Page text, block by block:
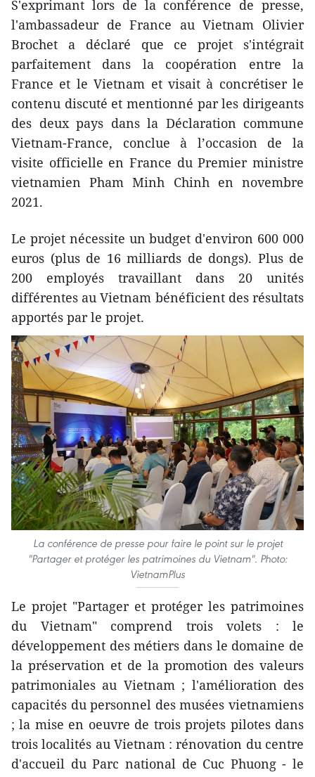
S'exprimant lors de la conférence de presse,
l'ambassadeur de France au Vietnam Olivier
Brochet a déclaré que ce projet s'intégrait
parfaitement dans la coopération entre la
France et le Vietnam et visait à concrétiser le
contenu discuté et mentionné par les dirigeants
des deux pays dans la Déclaration commune
Vietnam-France, conclue à l’occasion de la
visite officielle en France du Premier ministre
vietnamien Pham Minh Chinh en novembre
2021.
Le projet nécessite un budget d'environ 600 000
euros (plus de 16 milliards de dongs). Plus de
200 employés travaillant dans 20 unités
différentes au Vietnam bénéficient des résultats
apportés par le projet.
La conférence de presse pour faire le point sur le projet
"Partager et protéger les patrimoines du Vietnam". Photo:
VietnamPlus
Le projet "Partager et protéger les patrimoines
du Vietnam" comprend trois volets : le
développement des métiers dans le domaine de
la préservation et de la promotion des valeurs
patrimoniales au Vietnam ; l'amélioration des
capacités du personnel des musées vietnamiens
; la mise en oeuvre de trois projets pilotes dans
trois localités au Vietnam : rénovation du centre
d'accueil du Parc national de Cuc Phuong - le